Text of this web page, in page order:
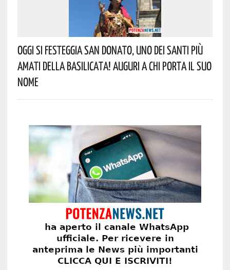
Oggi Si Festeggia San Donato, Uno Dei Santi Più
Amati Della Basilicata! Auguri A Chi Porta Il Suo
Nome